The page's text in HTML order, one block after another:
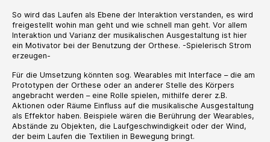
So wird das Laufen als Ebene der Interaktion verstanden, es wird
freigestellt wohin man geht und wie schnell man geht. Vor allem
Interaktion und Varianz der musikalischen Ausgestaltung ist hier
ein Motivator bei der Benutzung der Orthese. -Spielerisch Strom
erzeugen-
Für die Umsetzung könnten sog. Wearables mit Interface – die am
Prototypen der Orthese oder an anderer Stelle des Körpers
angebracht werden – eine Rolle spielen, mithilfe derer z.B.
Aktionen oder Räume Einfluss auf die musikalische Ausgestaltung
als Effektor haben. Beispiele wären die Berührung der Wearables,
Abstände zu Objekten, die Laufgeschwindigkeit oder der Wind,
der beim Laufen die Textilien in Bewegung bringt.